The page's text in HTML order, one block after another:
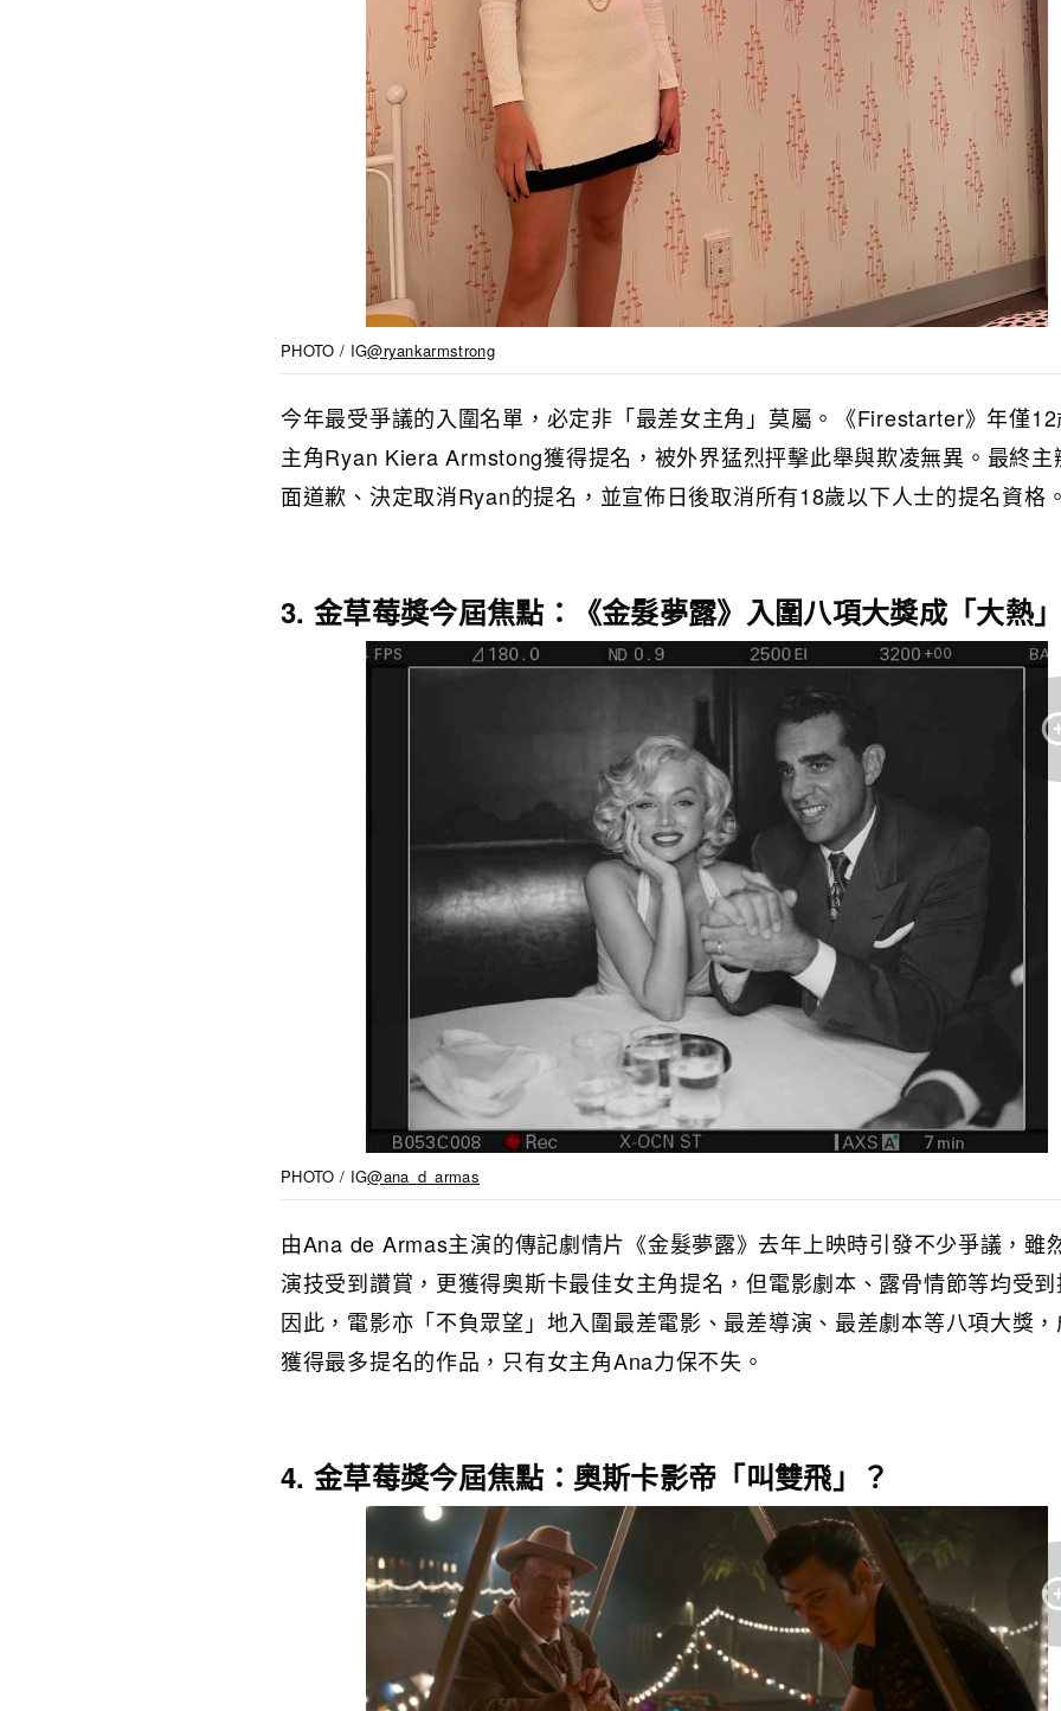
PHOTO / IG@ryankarmstrong
今年最受爭議的入圍名單，必定非「最差女主角」莫屬。《Firestarter》年僅
主角Ryan Kiera Armstong獲得提名，被外界猛烈抨擊此舉與欺凌無異。最終主
面道歉、決定取消Ryan的提名，並宣佈日後取消所有18歲以下人士的提名資格。
3. 金草莓獎今屆焦點：《金髮夢露》入圍八項大獎成「大熱」
PHOTO / IG@ana_d_armas
由Ana de Armas主演的傳記劇情片《金髮夢露》去年上映時引發不少爭議，雖
演技受到讚賞，更獲得奧斯卡最佳女主角提名，但電影劇本、露骨情節等均受到
因此，電影亦「不負眾望」地入圍最差電影、最差導演、最差劇本等八項大獎
獲得最多提名的作品，只有女主角Ana力保不失。
4. 金草莓獎今屆焦點：奧斯卡影帝「叫雙飛」？